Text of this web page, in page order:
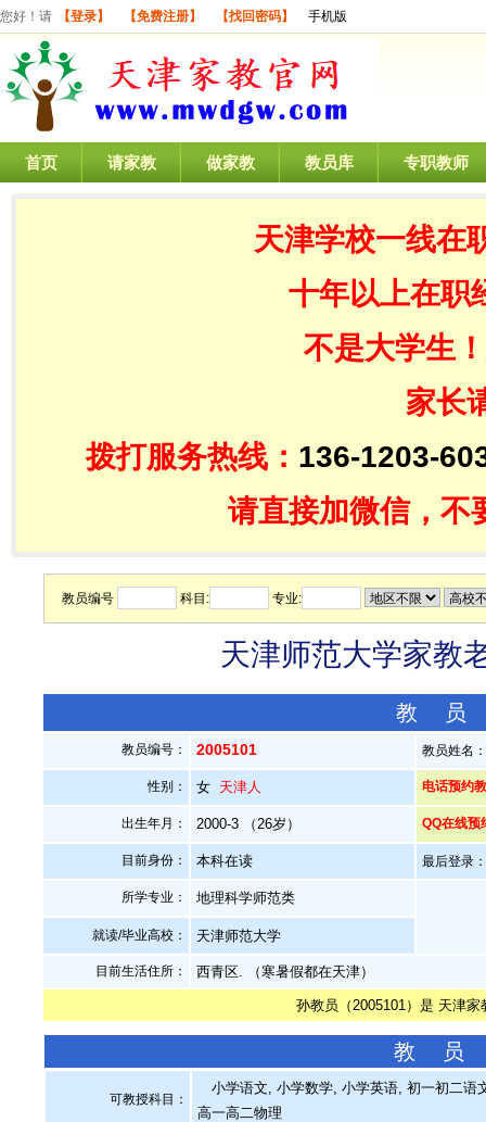
您好！请 【登录】 【免费注册】 【找回密码】 手机版
首页 请家教 做家教 教员库 专职教师
天津学校一线在
十年以上在职
不是大学生
家长
拨打服务热线： 136-1203-
请直接加微信，不
教员编号 科目: 专业:
天津师范大学家教
教
教员编号： 2005101 教员姓名
性别： 女 天津人 电话预约
出生年月： 2000-3 （26岁） QQ在线预
目前身份： 本科在读 最后登录
所学专业： 地理科学师范类
就读/毕业高校： 天津师范大学
目前生活住所： 西青区. （寒暑假都在天津）
孙教员（2005101）是 天津家
教 员
可教授科目：
小学语文, 小学数学, 小学英语, 初一初二语
高一高二物理